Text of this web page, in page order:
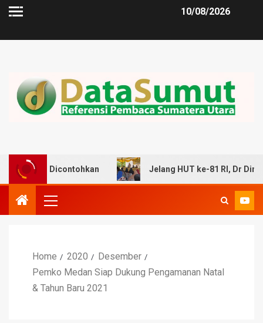
10/08/2026
Jelang HUT ke-81 RI, Dr Dimas Imbau
Home 2020
Desember
Pemko Medan Siap Dukung Pengamanan Natal
& Tahun Baru 2021